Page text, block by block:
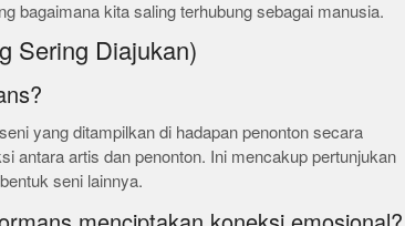
bagaimana kita saling terhubung sebagai manusia.
Sering Diajukan)
yang ditampilkan di hadapan penonton secara
antara artis dan penonton. Ini mencakup pertunjukan
seni lainnya.